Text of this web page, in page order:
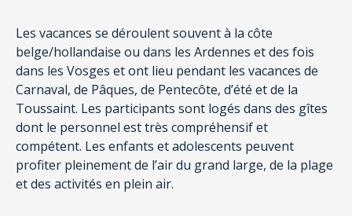
Les vacances se déroulent souvent à la côte
belge/hollandaise ou dans les Ardennes et des fois
dans les Vosges et ont lieu pendant les vacances de
Carnaval, de Pâques, de Pentecôte, d’été et de la
Toussaint. Les participants sont logés dans des gîtes
dont le personnel est très compréhensif et
compétent. Les enfants et adolescents peuvent
profiter pleinement de l’air du grand large, de la plage
et des activités en plein air.